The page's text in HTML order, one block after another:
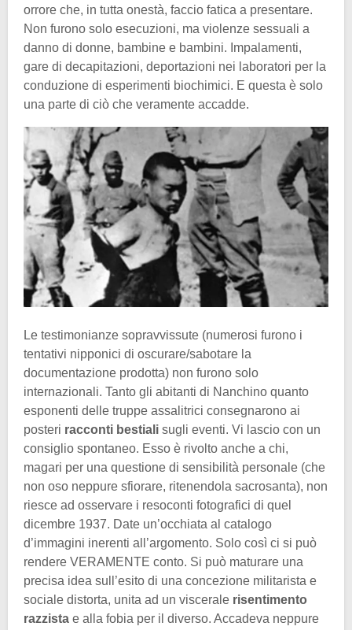
orrore che, in tutta onestà, faccio fatica a presentare.
Non furono solo esecuzioni, ma violenze sessuali a
danno di donne, bambine e bambini. Impalamenti,
gare di decapitazioni, deportazioni nei laboratori per la
conduzione di esperimenti biochimici. E questa è solo
una parte di ciò che veramente accadde.
Le testimonianze sopravvissute (numerosi furono i
tentativi nipponici di oscurare/sabotare la
documentazione prodotta) non furono solo
internazionali. Tanto gli abitanti di Nanchino quanto
esponenti delle truppe assalitrici consegnarono ai
posteri racconti bestiali sugli eventi. Vi lascio con un
consiglio spontaneo. Esso è rivolto anche a chi,
magari per una questione di sensibilità personale (che
non oso neppure sfiorare, ritenendola sacrosanta), non
riesce ad osservare i resoconti fotografici di quel
dicembre 1937. Date un’occhiata al catalogo
d’immagini inerenti all’argomento. Solo così ci si può
rendere VERAMENTE conto. Si può maturare una
precisa idea sull’esito di una concezione militarista e
sociale distorta, unita ad un viscerale risentimento
razzista e alla fobia per il diverso. Accadeva neppure